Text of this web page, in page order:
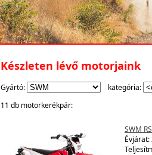
Készleten lévő motorjaink
Gyártó:
kategória:
11 db motorkerékpár:
SWM
Évjárat: